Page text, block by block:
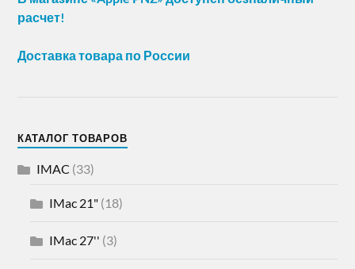
расчет!
Доставка товара по России
КАТАЛОГ ТОВАРОВ
IMAC (33)
IMac 21" (18)
IMac 27'' (3)